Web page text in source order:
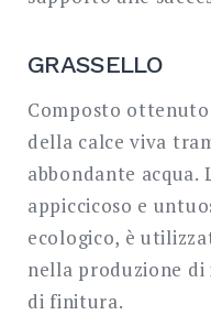
GRASSELLO
Composto
della calce viva
abbondante acqua.
appiccicoso e
ecologico, è
nella produzione di
di finitura.